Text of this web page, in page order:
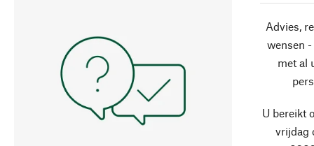
Advies,
wensen
met al
U bereikt
vrijdag